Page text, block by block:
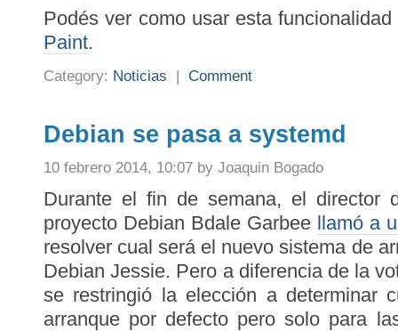
Podés ver como usar esta
Paint.
Category: Noticias | Comment
Debian se pasa a systemd
10 febrero 2014, 10:07 by Joaquin Bogado
Durante el fin de semana, el director
proyecto Debian Bdale Garbee llamó a
resolver cual será el nuevo sistema de
Debian Jessie. Pero a diferencia de la
se restringió la elección a determinar
arranque por defecto pero solo para